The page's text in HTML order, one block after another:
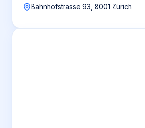
Bahnhofstrasse 93, 8001 Zürich